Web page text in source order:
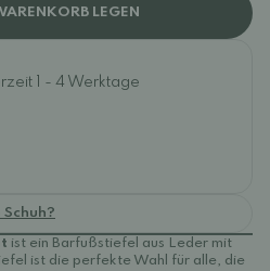
LEGEN
1 - 4 Werktage
Schuh?
ist ein Barfußstiefel aus Leder mit
ist die perfekte Wahl für alle, die